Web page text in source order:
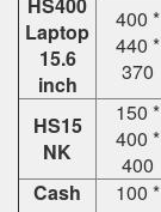
Laptop
15.6
inch
400 *
440 *
370
HS15
NK
150 *
400 *
400
Cash
100 *